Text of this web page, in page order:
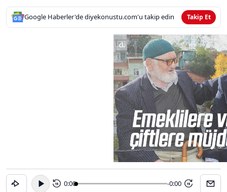
Google Haberler'de diyekonustu.com'u takip edin Takip Et
15 0:00 -0:00 15